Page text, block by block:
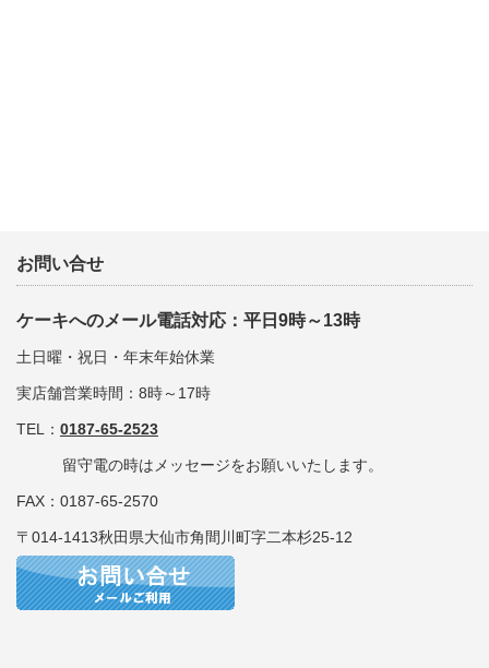
お問い合せ
ケーキへのメール電話対応：平日9時～13時
土日曜・祝日・年末年始休業
実店舗営業時間：8時～17時
TEL： 0187-65-2523
留守電の時はメッセージをお願いいたします。
FAX：0187-65-2570
〒014-1413秋田県大仙市角間川町字二本杉25-12